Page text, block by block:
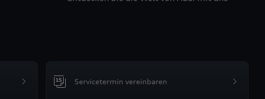
Servicetermin vereinbaren